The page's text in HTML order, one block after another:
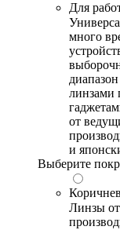
Для
много
линзами
от
и
Выберите
Линзы